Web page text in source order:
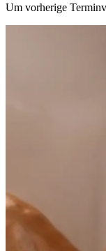
Um vorherige